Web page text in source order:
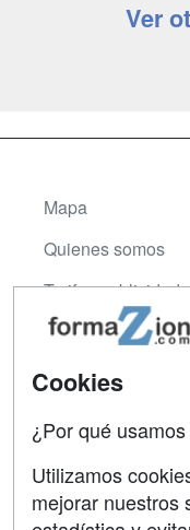
Ver
Mapa
Quienes somos
Tarifas publicidad
Acceso Usuarios
Acceso Centros
Contactar
Confidencialidad
Cookies
¿Por qué
Utilizamos
mejorar nuestros